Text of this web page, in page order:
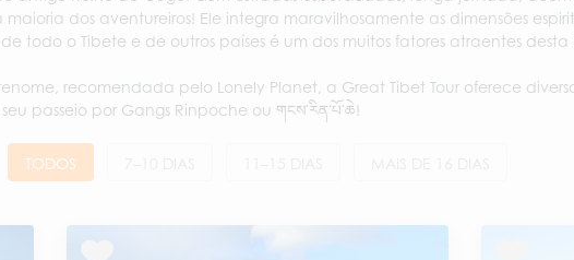
dos aventureiros! Ele integra maravilhosamente as dimensões
todo o Tibete e de outros países é um dos muitos fatores atraentes
recomendada pelo Lonely Planet, a Great Tibet Tour oferece
passeio por Gangs Rinpoche ou གངས་རིན་པོ་ཆེ!
TODOS